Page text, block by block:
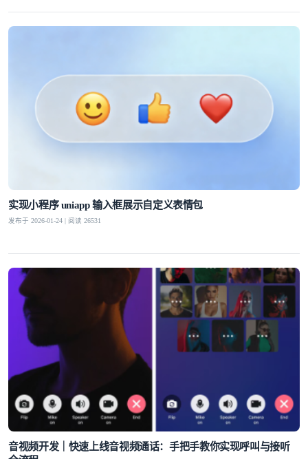
实现小程序 uniapp 输入框展示自定义表情包
发布于 2026-01-24 | 阅读 26531
音视频开发｜快速上线音视频通话：手把手教你实现呼叫与接听